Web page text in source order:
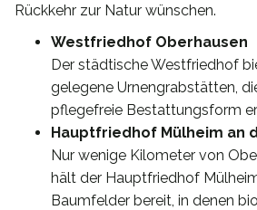
Rückkehr zur Natur wünschen.
Westfriedhof Oberhausen
Der städtische Westfriedhof
gelegene Urnengrabstätten,
pflegefreie Bestattungsform
Hauptfriedhof Mülheim an
Nur wenige Kilometer von
hält der Hauptfriedhof
Baumfelder bereit, in denen